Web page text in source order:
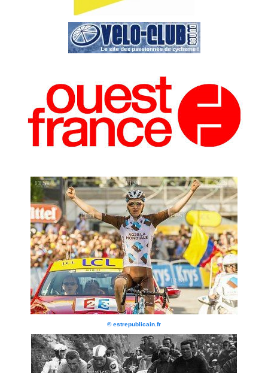
© estrepublicain.fr